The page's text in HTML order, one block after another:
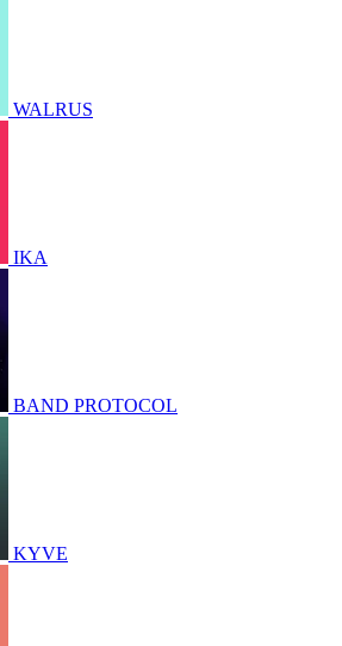
WALRUS
IKA
BAND PROTOCOL
KYVE